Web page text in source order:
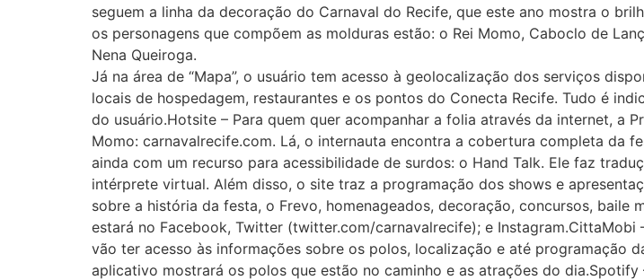
seguem a linha da decoração do Carnaval do Recife, que este ano mostra o
os personagens que compõem as molduras estão: o Rei Momo, Caboclo de
Nena Queiroga.
Já na área de “Mapa”, o usuário tem acesso à geolocalização dos serviços
locais de hospedagem, restaurantes e os pontos do Conecta Recife. Tudo é
do usuário.Hotsite – Para quem quer acompanhar a folia através da internet, a
Momo: carnavalrecife.com. Lá, o internauta encontra a cobertura completa da
ainda com um recurso para acessibilidade de surdos: o Hand Talk. Ele faz
intérprete virtual. Além disso, o site traz a programação dos shows e
sobre a história da festa, o Frevo, homenageados, decoração, concursos,
estará no Facebook, Twitter (twitter.com/carnavalrecife); e
vão ter acesso às informações sobre os polos, localização e até programação
aplicativo mostrará os polos que estão no caminho e as atrações do